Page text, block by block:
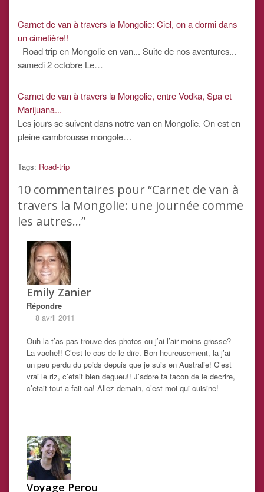
Carnet de van à travers la Mongolie: Ciel, on a dormi dans
un cimetière!!
Road trip en Mongolie en van... Suite de nos aventures...
samedi 2 octobre Le…
Carnet de van à travers la Mongolie, entre Vodka, Spa et
Marijuana...
Les jours se suivent dans notre van en Mongolie. On est en
pleine cambrousse mongole…
Tags: Road-trip
10 commentaires pour “Carnet de van à
travers la Mongolie: une journée comme
les autres…”
Emily Zanier
Répondre
8 avril 2011
Ouh la t’as pas trouve des photos ou j’ai l’air moins grosse?
La vache!! C’est le cas de le dire. Bon heureusement, la j’ai
un peu perdu du poids depuis que je suis en Australie! C’est
vrai le riz, c’etait bien degueu!! J’adore ta facon de le decrire,
c’etait tout a fait ca! Allez demain, c’est moi qui cuisine!
Voyage Perou